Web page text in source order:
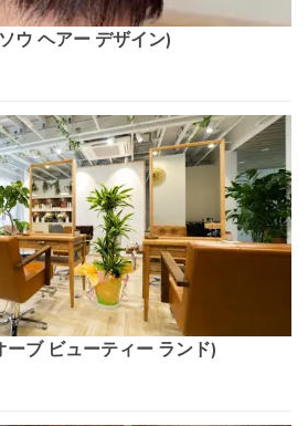
ウ ヘアー デザイン)
ブ ビューティー ランド)